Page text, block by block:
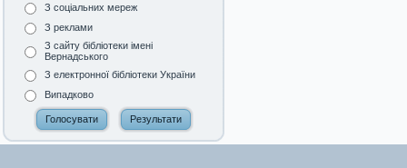
З соціальних мереж
З реклами
З сайту бібліотеки імені
Вернадського
З електронної бібліотеки України
Випадково